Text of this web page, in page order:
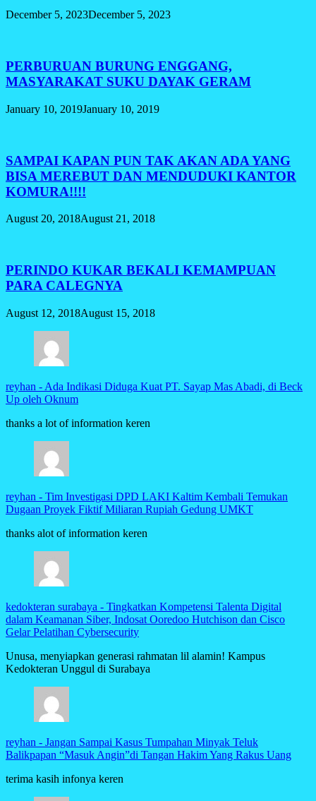
December 5, 2023December 5, 2023
PERBURUAN BURUNG ENGGANG,
MASYARAKAT SUKU DAYAK GERAM
January 10, 2019January 10, 2019
SAMPAI KAPAN PUN TAK AKAN ADA YANG
BISA MEREBUT DAN MENDUDUKI KANTOR
KOMURA!!!!
August 20, 2018August 21, 2018
PERINDO KUKAR BEKALI KEMAMPUAN
PARA CALEGNYA
August 12, 2018August 15, 2018
reyhan - Ada Indikasi Diduga Kuat PT. Sayap Mas Abadi, di Beck
Up oleh Oknum
thanks a lot of information keren
reyhan - Tim Investigasi DPD LAKI Kaltim Kembali Temukan
Dugaan Proyek Fiktif Miliaran Rupiah Gedung UMKT
thanks alot of information keren
kedokteran surabaya - Tingkatkan Kompetensi Talenta Digital
dalam Keamanan Siber, Indosat Ooredoo Hutchison dan Cisco
Gelar Pelatihan Cybersecurity
Unusa, menyiapkan generasi rahmatan lil alamin! Kampus
Kedokteran Unggul di Surabaya
reyhan - Jangan Sampai Kasus Tumpahan Minyak Teluk
Balikpapan “Masuk Angin”di Tangan Hakim Yang Rakus Uang
terima kasih infonya keren